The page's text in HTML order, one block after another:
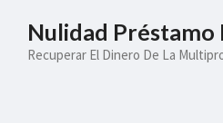
contenido
Nulidad
Recuperar El Dinero De La